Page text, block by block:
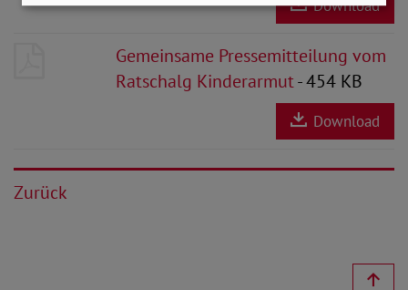
Download
Gemeinsame Pressemitteilung vom
Ratschalg Kinderarmut- 454 KB
Download
Zurück